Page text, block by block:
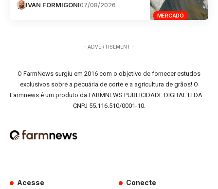
MERCADO
IVAN FORMIGONI07/08/2026
- ADVERTISEMENT -
O FarmNews surgiu em 2016 com o objetivo de fornecer estudos
exclusivos sobre a pecuária de corte e a agricultura de grãos! O
Farmnews é um produto da FARMNEWS PUBLICIDADE DIGITAL LTDA –
CNPJ 55.116.510/0001-10.
Acesse Conecte